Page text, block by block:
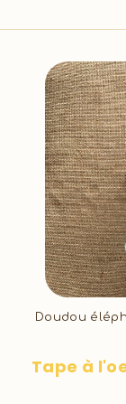
Doudou
Tape à